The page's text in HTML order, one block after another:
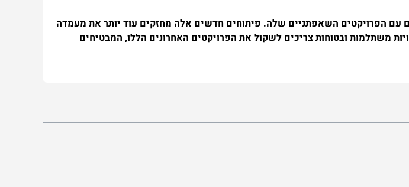
עם הפרויקטים השאפתניים שלה. פיתוחים חדשים אלה מחזקים עוד יותר את מעמדה
משתלמות ובטוחות צריכים לשקול את הפרויקטים האחרונים הללו, המבטיחים